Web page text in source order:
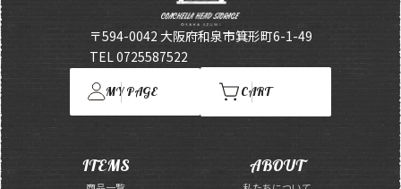
〒594-0042 大阪府和泉市箕形町6-1-49
TEL 0725587522
MY PAGE CART
ITEMS ABOUT